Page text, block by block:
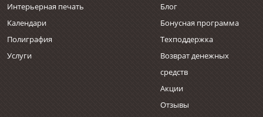
Интерьерная печать
Календари
Полиграфия
Услуги
Блог
Бонусная программа
Техподдержка
Возврат денежных
средств
Акции
Отзывы